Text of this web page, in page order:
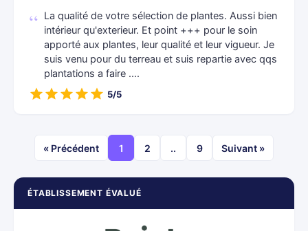
ÉTABLISSEMENT ÉVALUÉ
La qualité de votre sélection de plantes. Aussi bien
intérieur qu'exterieur. Et point +++ pour le soin
apporté aux plantes, leur qualité et leur vigueur. Je
suis venu pour du terreau et suis repartie avec qqs
plantations a faire ....
5/5
« Précédent 1 2 .. 9 Suivant »